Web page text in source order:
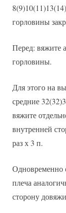
горловины
Перед: вяжите
горловины.
Для этого на
средние
вяжите
внутренней
раз х 3 п.
Одновременно
плеча
сторону